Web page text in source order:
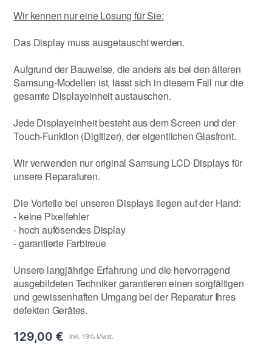
Wir kennen nur eine Lösung für Sie:
Das Display muss ausgetauscht werden.
Aufgrund der Bauweise, die anders als bei den älteren
Samsung-Modellen ist, lässt sich in diesem Fall nur die
gesamte Displayeinheit austauschen.
Jede Displayeinheit besteht aus dem Screen und der
Touch-Funktion (Digitizer), der eigentlichen Glasfront.
Wir verwenden nur original Samsung LCD Displays für
unsere Reparaturen.
Die Vorteile bei unseren Displays liegen auf der Hand:
- keine Pixelfehler
- hoch aufösendes Display
- garantierte Farbtreue
Unsere langjährige Erfahrung und die hervorragend
ausgebildeten Techniker garantieren einen sorgfältigen
und gewissenhaften Umgang bei der Reparatur Ihres
defekten Gerätes.
129,00 €